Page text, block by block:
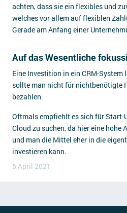
achten, dass sie ein flexibles und
welches vor allem auf flexiblen
Gerade am Anfang einer
Auf das Wesentliche
Eine Investition in ein CRM-System
sollte man nicht für nichtbenötigte
bezahlen.
Oftmals empfiehlt es sich für Start-
Cloud zu suchen, da hier eine
und man die Mittel eher in die
investieren kann.
5 April 2021